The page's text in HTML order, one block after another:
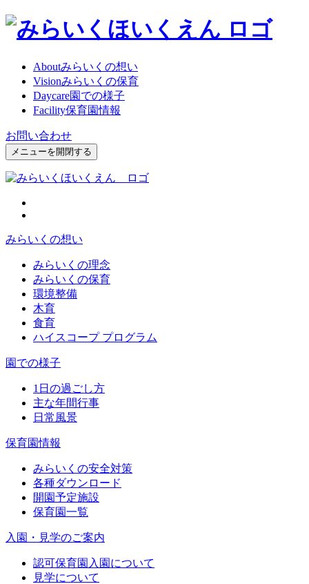
Aboutみらいくの想い
Visionみらいくの保育
Daycare園での様子
Facility保育園情報
お問い合わせ
メニューを開閉する
みらいくの想い
みらいくの理念
みらいくの保育
環境整備
木育
食育
ハイスコープ プログラム
園での様子
1日の過ごし方
主な年間行事
日常風景
保育園情報
みらいくの安全対策
各種ダウンロード
開園予定施設
保育園一覧
入園・見学のご案内
認可保育園入園について
見学について